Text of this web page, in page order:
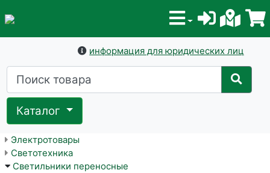
информация для юридических лиц
Каталог
Электротовары
Светотехника
Светильники переносные